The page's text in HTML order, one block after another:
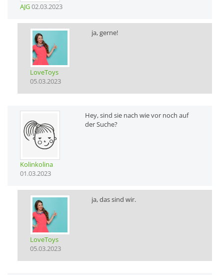
AJG02.03.2023
LoveToys
05.03.2023
ja, gerne!
Kolinkolina
01.03.2023
Hey, sind sie nach wie vor noch auf
der Suche?
LoveToys
05.03.2023
ja, das sind wir.